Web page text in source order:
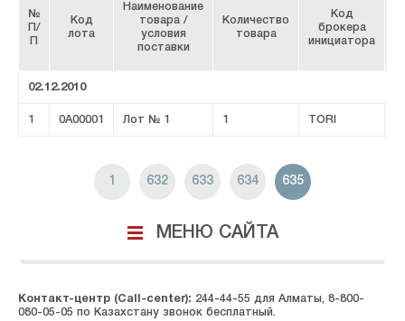
№
П/
П
Код
лота
Наименование
товара /
условия
поставки
Количество
товара
Код
брокера
инициатора
02.12.2010
1 0A00001 Лот № 1 1 TORI
1 632 633 634 635
МЕНЮ САЙТА
Контакт-центр (Call-center): 244-44-55 для Алматы, 8-800-
080-05-05 по Казахстану звонок бесплатный.